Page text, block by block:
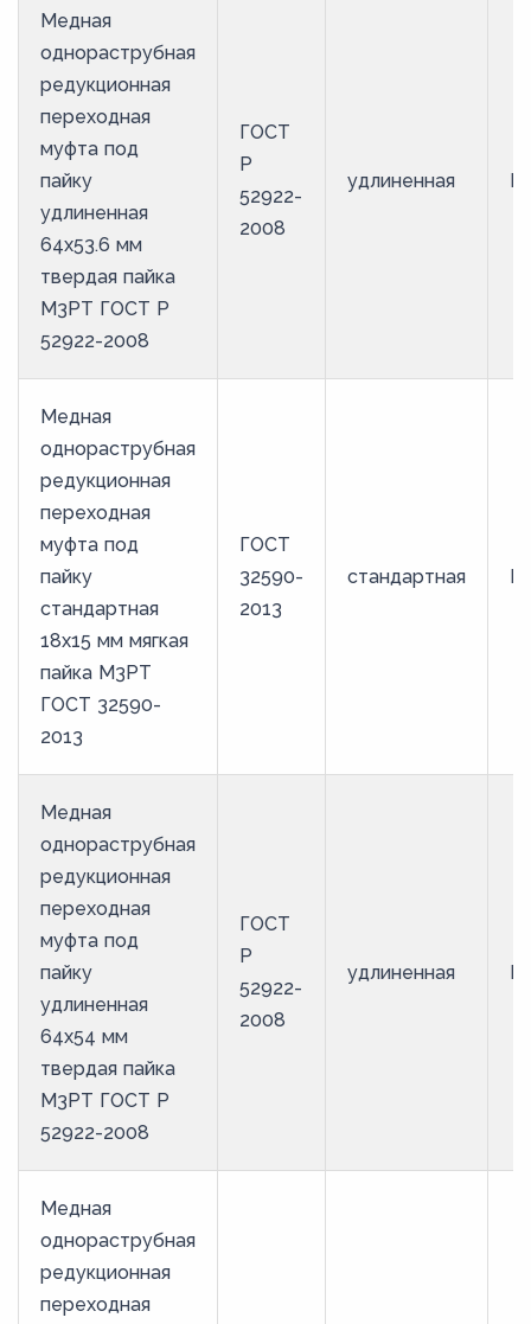
Медная
однораструбная
редукционная
переходная
муфта под
пайку
удлиненная
64х53.6 мм
твердая пайка
М3РТ ГОСТ Р
52922-2008
ГОСТ
Р
52922-
2008
удлиненная
Медная
однораструбная
редукционная
переходная
муфта под
пайку
стандартная
18х15 мм мягкая
пайка М3РТ
ГОСТ 32590-
2013
ГОСТ
32590-
2013
стандартная
Медная
однораструбная
редукционная
переходная
муфта под
пайку
удлиненная
64х54 мм
твердая пайка
М3РТ ГОСТ Р
52922-2008
ГОСТ
Р
52922-
2008
удлиненная
Медная
однораструбная
редукционная
переходная